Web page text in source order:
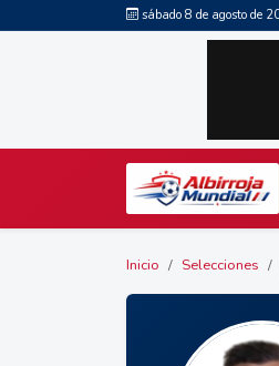
sábado 8 de agosto de
Inicio Selecciones